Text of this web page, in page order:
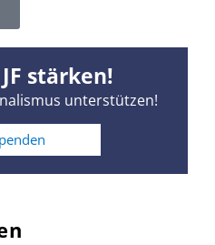
stärken!
unterstützen!